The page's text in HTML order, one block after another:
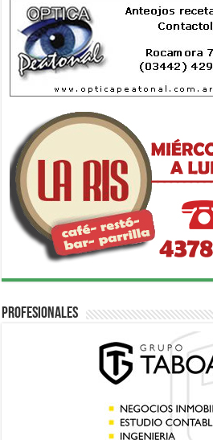
Profesionales